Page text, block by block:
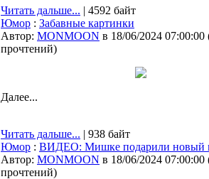
Читать дальше... | 4592 байт
Юмор : Забавные картинки
Автор: MONMOON в 18/06/2024 07:00:00
прочтений)
Далее...
Читать дальше... | 938 байт
Юмор : ВИДЕО: Мишке подарили новый
Автор: MONMOON в 18/06/2024 07:00:00
прочтений)